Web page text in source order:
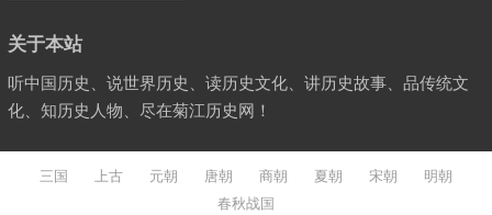
关于本站
听中国历史、说世界历史、读历史文化、讲历史故事、品传统文
化、知历史人物、尽在菊江历史网！
三国 上古 元朝 唐朝 商朝 夏朝 宋朝
明朝
春秋战国